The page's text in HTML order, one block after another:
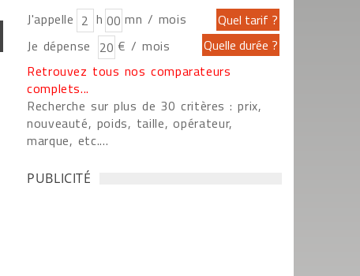
J'appelle h
mn / mois
Je dépense
€ / mois
Retrouvez tous nos comparateurs
complets...
Recherche sur plus de 30 critères : prix,
nouveauté, poids, taille, opérateur,
marque, etc....
PUBLICITÉ